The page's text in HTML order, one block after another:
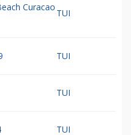
Curacao
TUI
TUI
TUI
TUI